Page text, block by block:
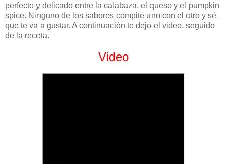
perfecto y delicado entre la calabaza, el queso y el pumpkin
spice. Ninguno de los sabores compite uno con el otro y sé
que te va a gustar. A continuación te dejo el video, seguido
de la receta.
Video